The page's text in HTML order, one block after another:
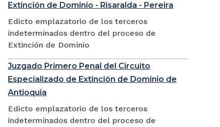
Extinción de Dominio - Risaralda - Pereira
Edicto emplazatorio de los terceros
indeterminados dentro del proceso de
Extinción de Dominio
Juzgado Primero Penal del Circuito
Especializado de Extinción de Dominio de
Antioquia
Edicto emplazatorio de los terceros
indeterminados dentro del proceso de